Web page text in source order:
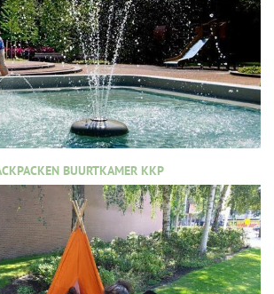
BUURTKAMER KKP